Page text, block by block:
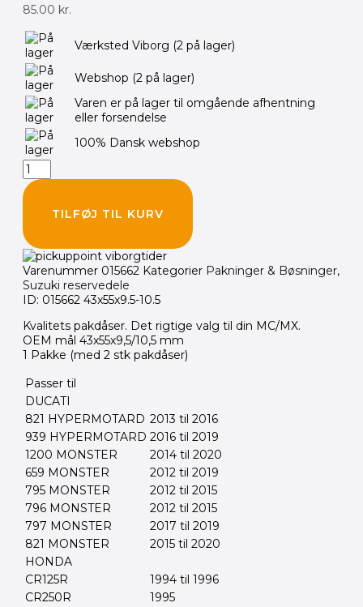
85.00 kr.
Værksted Viborg (2 på lager)
Webshop (2 på lager)
Varen er på lager til omgående afhentning
eller forsendelse
100% Dansk webshop
Pakdåser
OEM
mål
43x55x9,5/10,5
mm
antal
TILFØJ TIL KURV
Varenummer 015662 Kategorier Pakninger & Bøsninger,
Suzuki reservedele
ID: 015662 43x55x9.5-10.5
Kvalitets pakdåser. Det rigtige valg til din MC/MX.
OEM mål 43x55x9,5/10,5 mm
1 Pakke (med 2 stk pakdåser)
Passer til
DUCATI
821 HYPERMOTARD 2013 til 2016
939 HYPERMOTARD 2016 til 2019
1200 MONSTER
2014 til 2020
659 MONSTER
2012 til 2019
795 MONSTER
2012 til 2015
796 MONSTER
2012 til 2015
797 MONSTER
2017 til 2019
821 MONSTER
2015 til 2020
HONDA
CR125R
1994 til 1996
CR250R
1995